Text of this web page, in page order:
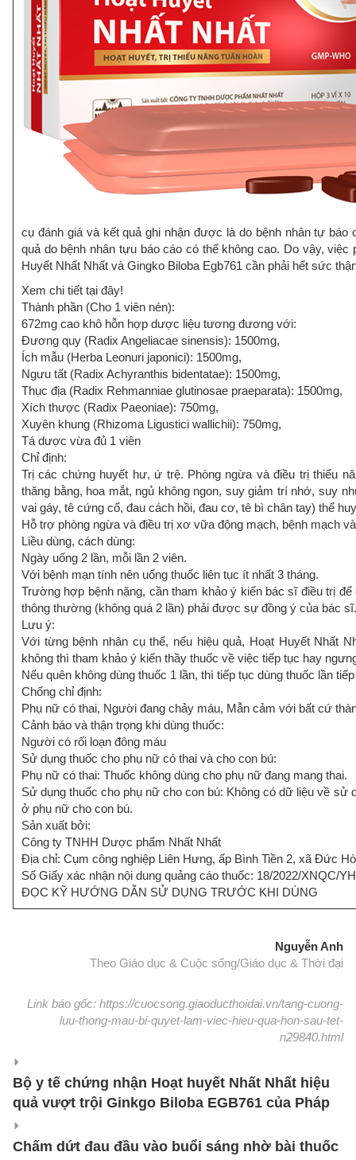
cụ đánh giá và kết quả ghi nhận được là do bệnh nhân tự
quả do bệnh nhân tựu báo cáo có thể không cao. Do vậy,
Huyết Nhất Nhất và Gingko Biloba Egb761 cần phải hết sức
Xem chi tiết tại đây!
Thành phần (Cho 1 viên nén):
672mg cao khô hỗn hợp dược liệu tương đương với:
Đương quy (Radix Angeliacae sinensis): 1500mg,
Ích mẫu (Herba Leonuri japonici): 1500mg,
Ngưu tất (Radix Achyranthis bidentatae): 1500mg,
Thục địa (Radix Rehmanniae glutinosae praeparata): 1500mg,
Xích thược (Radix Paeoniae): 750mg,
Xuyên khung (Rhizoma Ligustici wallichii): 750mg,
Tá dược vừa đủ 1 viên
Chỉ định:
Trị các chứng huyết hư, ứ trệ. Phòng ngừa và điều trị thiểu
thăng bằng, hoa mắt, ngủ không ngon, suy giảm trí nhớ, suy
vai gáy, tê cứng cổ, đau cách hồi, đau cơ, tê bì chân tay) thể
Hỗ trợ phòng ngừa và điều trị xơ vữa động mạch, bệnh mạch
Liều dùng, cách dùng:
Ngày uống 2 lần, mỗi lần 2 viên.
Với bệnh mạn tính nên uống thuốc liên tục ít nhất 3 tháng.
Trường hợp bệnh nặng, cần tham khảo ý kiến bác sĩ điều trị
thông thường (không quá 2 lần) phải được sự đồng ý của bác sĩ.
Lưu ý:
Với từng bệnh nhân cụ thể, nếu hiệu quả, Hoạt Huyết Nhất
không thì tham khảo ý kiến thầy thuốc về việc tiếp tục hay
Nếu quên không dùng thuốc 1 lần, thì tiếp tục dùng thuốc lần
Chống chỉ định:
Phụ nữ có thai, Người đang chảy máu, Mẫn cảm với bất cứ
Cảnh báo và thận trọng khi dùng thuốc:
Người có rối loạn đông máu
Sử dụng thuốc cho phụ nữ có thai và cho con bú:
Phụ nữ có thai: Thuốc không dùng cho phụ nữ đang mang thai.
Sử dụng thuốc cho phụ nữ cho con bú: Không có dữ liệu về sử
ở phụ nữ cho con bú.
Sản xuất bởi:
Công ty TNHH Dược phẩm Nhất Nhất
Địa chỉ: Cụm công nghiệp Liên Hưng, ấp Bình Tiền 2, xã Đức
Số Giấy xác nhận nội dung quảng cáo thuốc: 18/2022/XNQC/
ĐỌC KỸ HƯỚNG DẪN SỬ DỤNG TRƯỚC KHI DÙNG
Nguyễn Anh
Theo Giáo dục & Cuộc sống/Giáo dục & Thời đại
Link báo gốc: https://cuocsong.giaoducthoidai.vn/tang-cuong-
luu-thong-mau-bi-quyet-lam-viec-hieu-qua-hon-sau-tet-
n29840.html
Bộ y tế chứng nhận Hoạt huyết Nhất Nhất hiệu
quả vượt trội Ginkgo Biloba EGB761 của Pháp
Chấm dứt đau đầu vào buổi sáng nhờ bài thuốc